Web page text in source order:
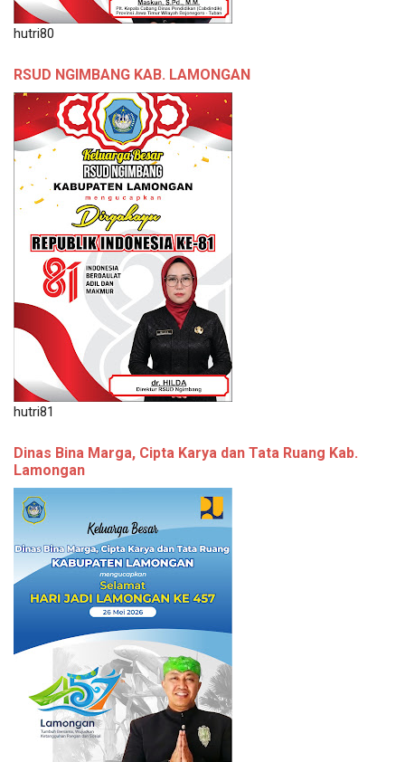
hutri80
RSUD NGIMBANG KAB. LAMONGAN
hutri81
Dinas Bina Marga, Cipta Karya dan Tata Ruang Kab.
Lamongan